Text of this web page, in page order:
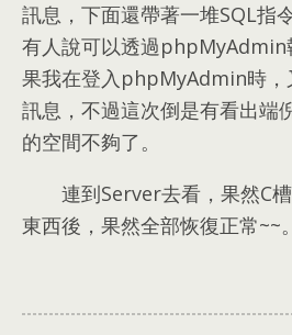
訊息 ， 下面還帶著一堆SQL指
有人說可以透過
果我在登入phpMyAdmin時 ，
訊息 ， 不過這次倒是有看出端
的空間不夠了。
連到Server去看 ， 果然C
東西後 ， 果然全部恢復正常~~。